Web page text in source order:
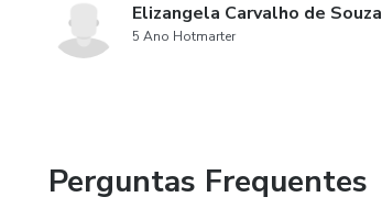
Elizangela Carvalho de Souza
5 Ano Hotmarter
Perguntas Frequentes